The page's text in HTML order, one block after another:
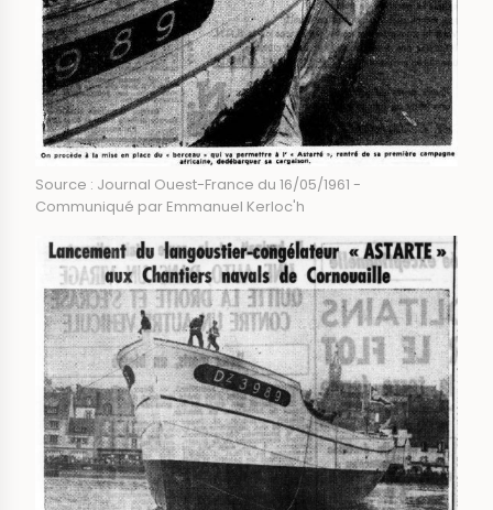
Source : Journal Ouest-France du 16/05/1961 -
Communiqué par Emmanuel Kerloc'h